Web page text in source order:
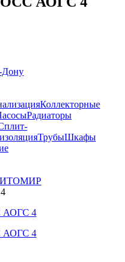
Дону
Коллекторные
Радиаторы
ТрубыШкафы